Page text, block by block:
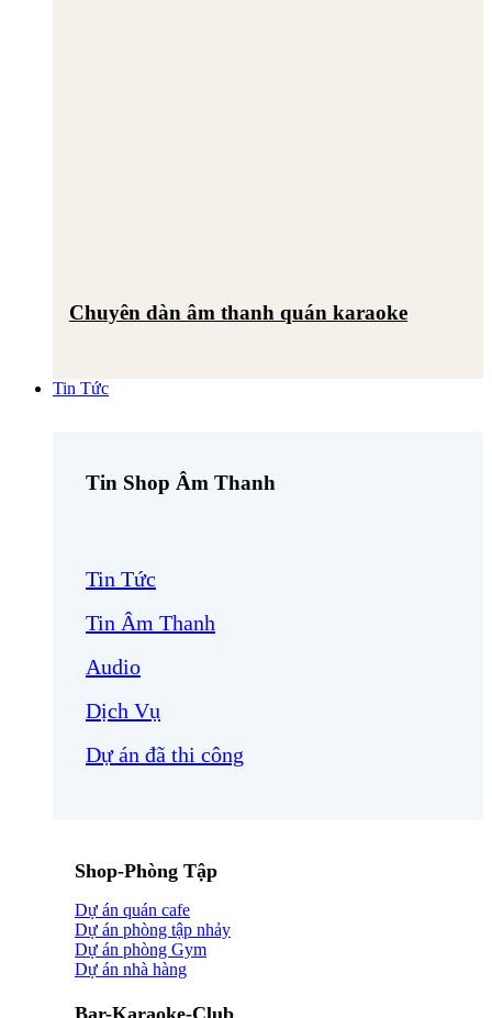
Chuyên dàn âm thanh quán karaoke
Tin Tức
Tin Shop Âm Thanh
Tin Tức
Tin Âm Thanh
Audio
Dịch Vụ
Dự án đã thi công
Shop-Phòng Tập
Dự án quán cafe
Dự án phòng tập nhảy
Dự án phòng Gym
Dự án nhà hàng
Bar-Karaoke-Club